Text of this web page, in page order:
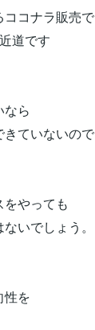
ココナラ販売で
道です
なら
きていないので
やっても
いでしょう。
性を